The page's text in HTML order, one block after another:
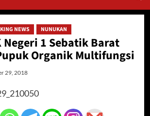
NEWS NUNUKAN
Negeri 1 Sebatik Barat
Organik Multifungsi
29, 2018